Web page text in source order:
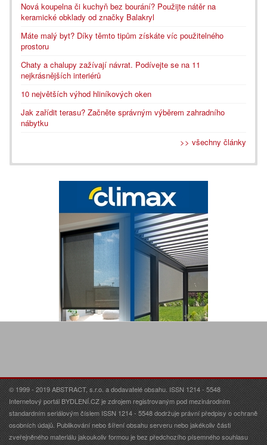
Nová koupelna či kuchyň bez bourání? Použijte nátěr na
keramické obklady od značky Balakryl
Máte malý byt? Díky těmto tipům získáte víc použitelného
prostoru
Chaty a chalupy zažívají návrat. Podívejte se na 11
nejkrásnějších interiérů
10 největších výhod hliníkových oken
Jak zařídit terasu? Začněte správným výběrem zahradního
nábytku
>> všechny články
© 1999 - 2019 ABSTRACT, s.r.o. a dodavatelé obsahu. ISSN 1214 - 5548
Internetový portál BYDLENÍ.CZ je zdrojem registrovaným pod mezinárodním
standardním seriálovým číslem ISSN 1214 - 5548 dodržuje právní předpisy o ochraně
osobních údajů. Publikování nebo šíření obsahu serveru nebo jakékoliv části
zveřejněného materiálu jakoukoliv formou je bez předchozího písemného souhlasu